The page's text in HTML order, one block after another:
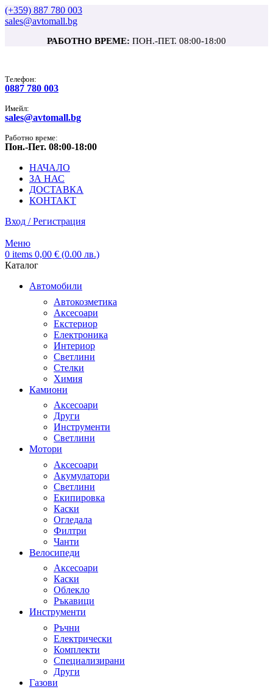
(+359) 887 780 003
sales@avtomall.bg
РАБОТНО ВРЕМЕ: ПОН.-ПЕТ. 08:00-18:00
Tелефон:
0887 780 003
Имейл:
sales@avtomall.bg
Работно време:
Пон.-Пет. 08:00-18:00
НАЧАЛО
ЗА НАС
ДОСТАВКА
КОНТАКТ
Вход / Регистрация
Меню
0 items 0,00 € (0.00 лв.)
Каталог
Автомобили
Автокозметика
Аксесоари
Екстериор
Електроника
Интериор
Светлини
Стелки
Химия
Камиони
Аксесоари
Други
Инструменти
Светлини
Мотори
Аксесоари
Акумулатори
Светлини
Екипировка
Каски
Огледала
Филтри
Чанти
Велосипеди
Аксесоари
Каски
Облекло
Ръкавици
Инструменти
Ръчни
Електрически
Комплекти
Специализирани
Други
Газови